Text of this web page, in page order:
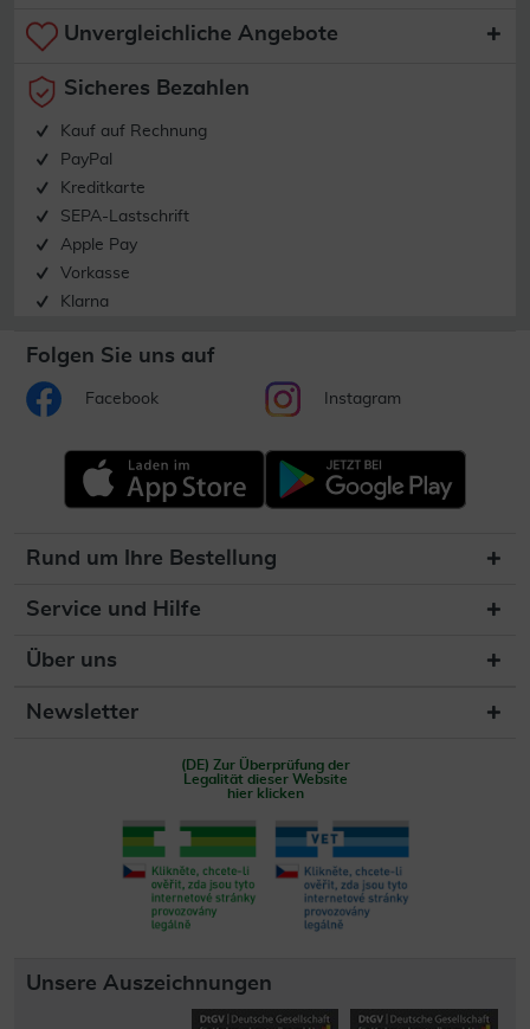
Unvergleichliche Angebote
Sicheres Bezahlen
Kauf auf Rechnung
PayPal
Kreditkarte
SEPA-Lastschrift
Apple Pay
Vorkasse
Klarna
Folgen Sie uns auf
Facebook Instagram
Rund um Ihre Bestellung
Service und Hilfe
Über uns
Newsletter
(DE) Zur Überprüfung der
Legalität dieser Website
hier klicken
Unsere Auszeichnungen